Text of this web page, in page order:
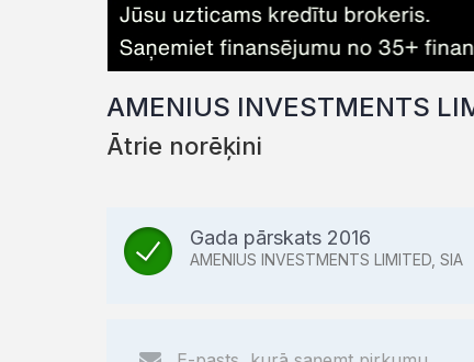
AMENIUS INVESTMENTS
Ātrie norēķini
Gada pārskats 2016
AMENIUS INVESTMENTS LIMITED, SIA